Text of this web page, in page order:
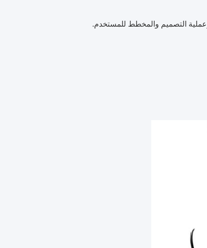
التصميم والمخطط للمستخدم.